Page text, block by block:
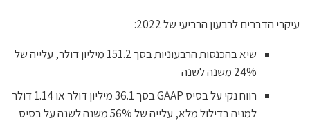
עיקרי הדברים לרבעון הרביעי של 2022:
שיא בהכנסות הרבעוניות בסך 151.2 מיליון דולר, עלייה של
24% משנה לשנה
רווח נקי על בסיס GAAP בסך 36.1 מיליון דולר או 1.14 דולר
למניה בדילול מלא, עלייה של 56% משנה לשנה על בסיס